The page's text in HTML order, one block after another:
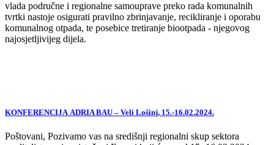
vlada područne i regionalne samouprave preko rada komunalnih
tvrtki nastoje osigurati pravilno zbrinjavanje, recikliranje i oporabu
komunalnog otpada, te posebice tretiranje biootpada - njegovog
najosjetljivijeg dijela.
KONFERENCIJA ADRIA BAU – Veli Lošinj, 15.-16.02.2024.
Poštovani, Pozivamo vas na središnji regionalni skup sektora